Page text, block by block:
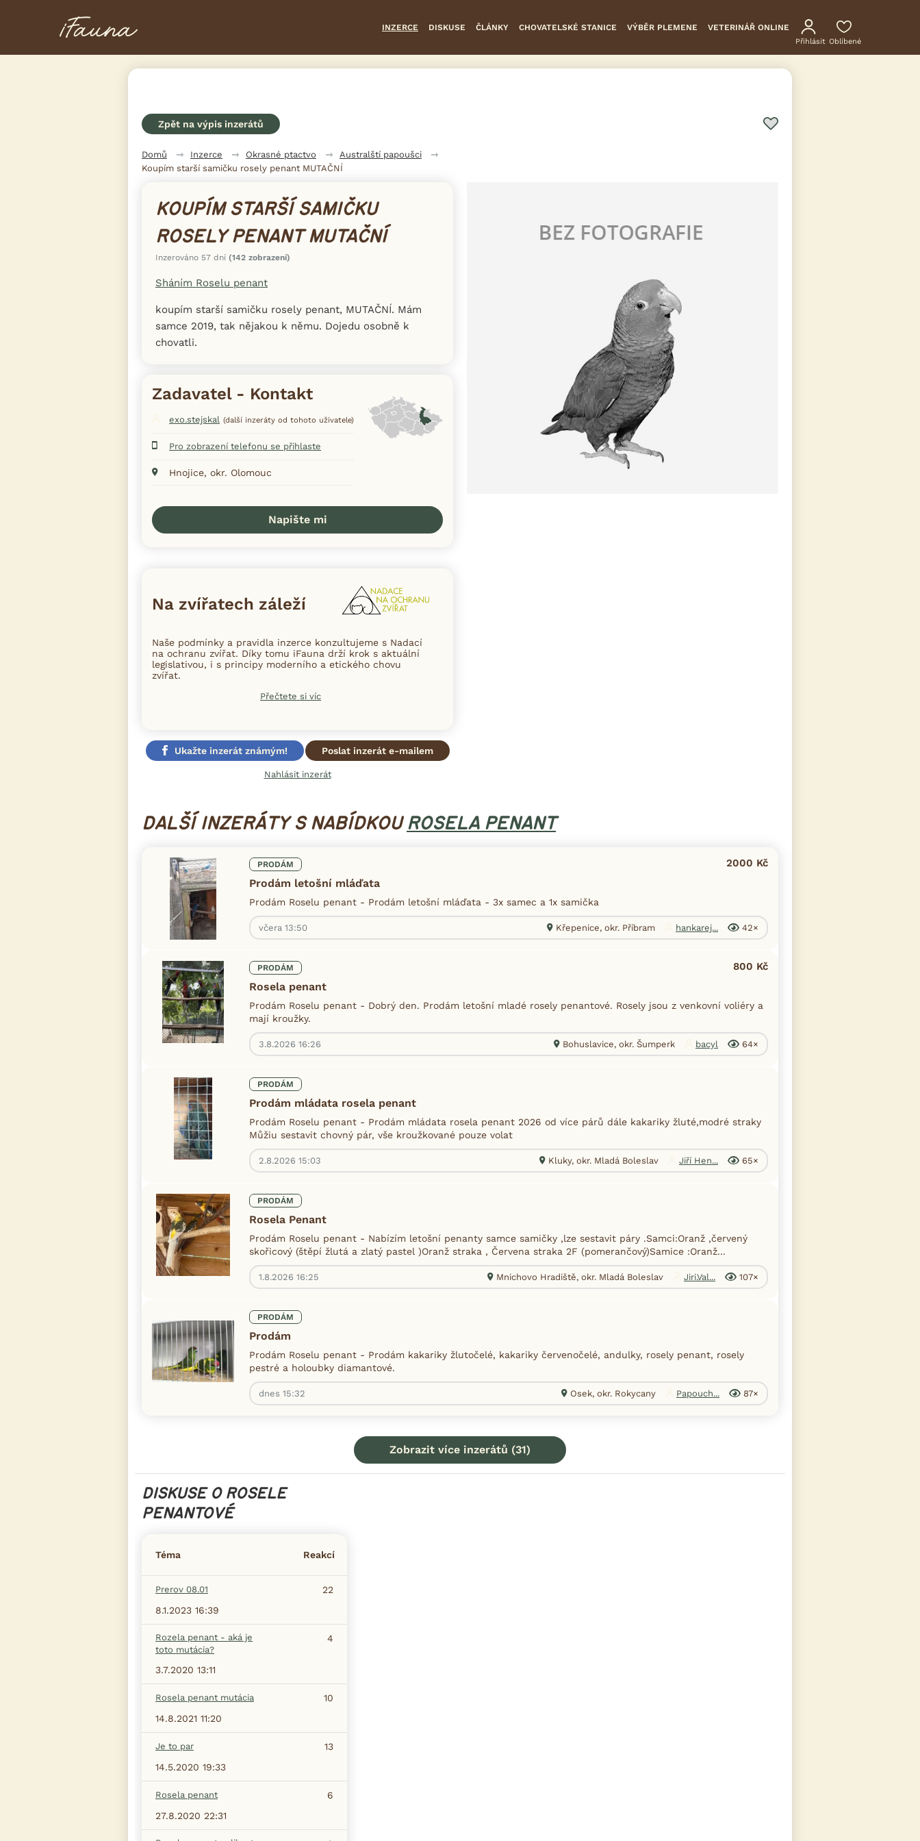
INZERCE DISKUSE ČLÁNKY CHOVATELSKÉ STANICE VÝBĚR PLEMENE VETERINÁŘ ONLINE
Přihlásit Oblíbené
Zpět na výpis inzerátů
Domů Inzerce Okrasné ptactvo
Australští papoušci
Koupím starší samičku rosely penant MUTAČNÍ
KOUPÍM STARŠÍ SAMIČKU
ROSELY PENANT MUTAČNÍ
Inzerováno 57 dní (142 zobrazení)
Sháním Roselu penant
koupím starší samičku rosely penant, MUTAČNÍ. Mám
samce 2019, tak nějakou k němu. Dojedu osobně k
chovatli.
Zadavatel - Kontakt
exo.stejskal (další inzeráty od tohoto uživatele)
Pro zobrazení telefonu se přihlaste
Hnojice, okr. Olomouc
Napište mi
Na zvířatech záleží
Naše podmínky a pravidla inzerce konzultujeme s Nadací
na ochranu zvířat. Díky tomu iFauna drží krok s aktuální
legislativou, i s principy moderního a etického chovu
zvířat.
Přečtete si víc
Ukažte inzerát známým! Poslat inzerát e-mailem
Nahlásit inzerát
DALŠÍ INZERÁTY S NABÍDKOU ROSELA PENANT
PRODÁM
Prodám letošní mláďata
2000 Kč
Prodám Roselu penant - Prodám letošní mláďata - 3x samec a 1x samička
včera 13:50 Křepenice, okr. Příbram hankarej... 42×
PRODÁM
Rosela penant
800 Kč
Prodám Roselu penant - Dobrý den. Prodám letošní mladé rosely penantové. Rosely jsou z venkovní voliéry a
mají kroužky.
3.8.2026 16:26 Bohuslavice, okr. Šumperk bacyl 64×
PRODÁM
Prodám mládata rosela penant
Prodám Roselu penant - Prodám mládata rosela penant 2026 od více párů dále kakariky žluté,modré straky
Můžiu sestavit chovný pár, vše kroužkované pouze volat
2.8.2026 15:03 Kluky, okr. Mladá Boleslav Jiří Hen... 65×
PRODÁM
Rosela Penant
Prodám Roselu penant - Nabízím letošní penanty samce samičky ,lze sestavit páry .Samci:Oranž ,červený
skořicový (štěpí žlutá a zlatý pastel )Oranž straka , Červena straka 2F (pomerančový)Samice :Oranž...
1.8.2026 16:25 Mnichovo Hradiště, okr. Mladá Boleslav Jiri.Val... 107×
PRODÁM
Prodám
Prodám Roselu penant - Prodám kakariky žlutočelé, kakariky červenočelé, andulky, rosely penant, rosely
pestré a holoubky diamantové.
dnes 15:32 Osek, okr. Rokycany Papouch... 87×
Zobrazit více inzerátů (31)
DISKUSE O ROSELE
PENANTOVÉ
Téma Reakcí
Prerov 08.01
22
8.1.2023 16:39
Rozela penant - aká je
toto mutácia?
4
3.7.2020 13:11
Rosela penant mutácia
10
14.8.2021 11:20
Je to par
13
14.5.2020 19:33
Rosela penant
6
27.8.2020 22:31